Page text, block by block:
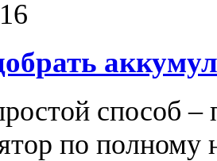
способ –
по